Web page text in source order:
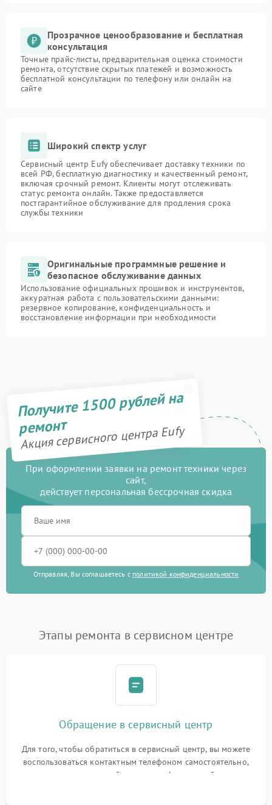
Прозрачное ценообразование и бесплатная
консультация
Точные прайс-листы, предварительная оценка стоимости
ремонта, отсутствие скрытых платежей и возможность
бесплатной консультации по телефону или онлайн на
сайте
Широкий спектр услуг
Сервисный центр Eufy обеспечивает доставку техники по
всей РФ, бесплатную диагностику и качественный ремонт,
включая срочный ремонт. Клиенты могут отслеживать
статус ремонта онлайн. Также предоставляется
постгарантийное обслуживание для продления срока
службы техники
Оригинальные программные решение и
безопасное обслуживание данных
Использование официальных прошивок и инструментов,
аккуратная работа с пользовательскими данными:
резервное копирование, конфиденциальность и
восстановление информации при необходимости
Получите 1500 рублей на
ремонт
Акция сервисного центра Eufy
При оформлении заявки на ремонт техники через
сайт,
действует персональная бессрочная скидка
Отправляя, Вы соглашаетесь с политикой конфиденциальности
Этапы ремонта в сервисном центре
Обращение в сервисный центр
Для того, чтобы обратиться в сервисный центр, вы можете
воспользоваться контактным телефоном самостоятельно,
или оставить свой номер телефона на сайте